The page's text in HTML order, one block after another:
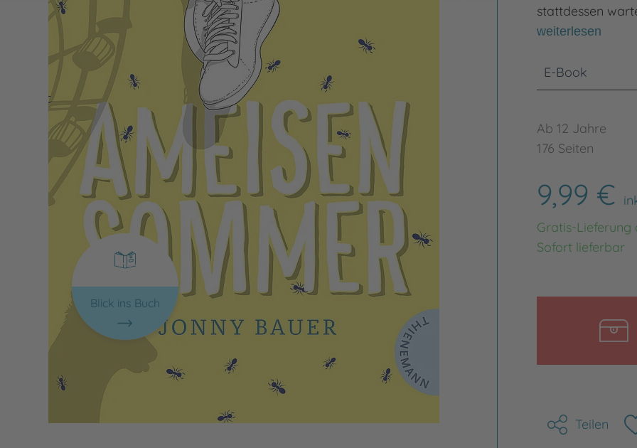
Blick ins Buch
stattdessen
weiterlesen
E-Book
Ab 12 Jahre
176 Seiten
9,99 €
Gratis-Lieferung
Sofort lieferbar
Teilen